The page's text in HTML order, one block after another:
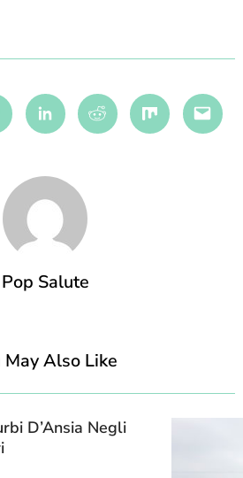
LinkedinRedditMix
Pop Salute
May Also Like
D’Ansia Negli